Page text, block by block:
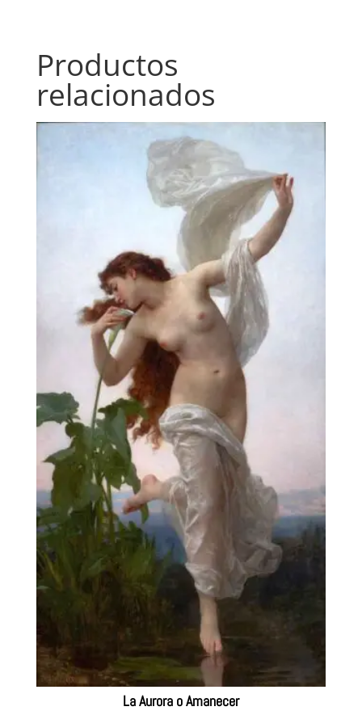
Productos
relacionados
La Aurora o Amanecer